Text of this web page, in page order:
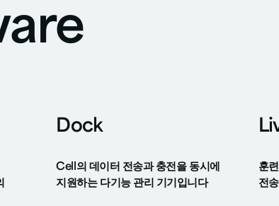
Dock
Cell의 데이터 전송과 충전을 동시에
지원하는 다기능 관리 기기입니다
훈
전